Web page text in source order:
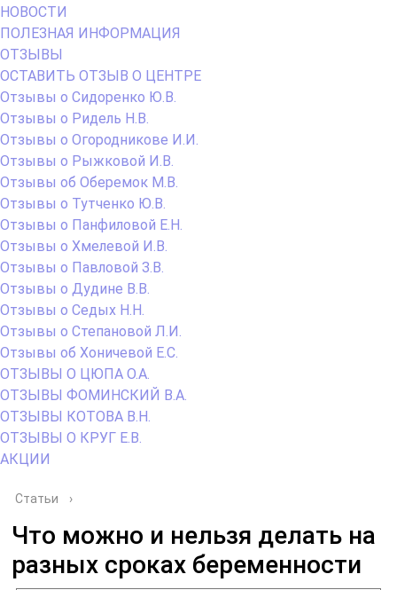
НОВОСТИ
ПОЛЕЗНАЯ ИНФОРМАЦИЯ
ОТЗЫВЫ
ОСТАВИТЬ ОТЗЫВ О ЦЕНТРЕ
Отзывы о Сидоренко Ю.В.
Отзывы о Ридель Н.В.
Отзывы о Огородникове И.И.
Отзывы о Рыжковой И.В.
Отзывы об Оберемок М.В.
Отзывы о Тутченко Ю.В.
Отзывы о Панфиловой Е.Н.
Отзывы о Хмелевой И.В.
Отзывы о Павловой З.В.
Отзывы о Дудине В.В.
Отзывы о Седых Н.Н.
Отзывы о Степановой Л.И.
Отзывы об Хоничевой Е.С.
ОТЗЫВЫ О ЦЮПА О.А.
ОТЗЫВЫ ФОМИНСКИЙ В.А.
ОТЗЫВЫ КОТОВА В.Н.
ОТЗЫВЫ О КРУГ Е.В.
АКЦИИ
Статьи ›
Что можно и нельзя делать на
разных сроках беременности